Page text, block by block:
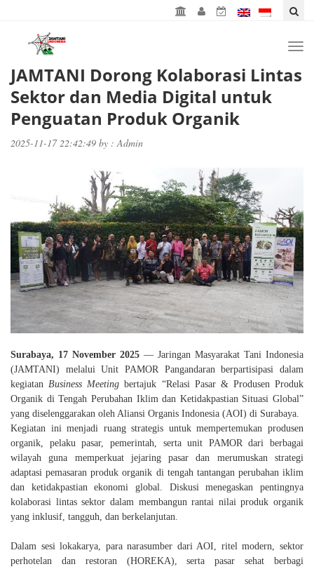
JAMTANI Dorong Kolaborasi Lintas
Sektor dan Media Digital untuk
Penguatan Produk Organik
2025-11-17 22:42:49 by : Admin
Surabaya, 17 November 2025 — Jaringan Masyarakat Tani Indonesia
(JAMTANI) melalui Unit PAMOR Pangandaran berpartisipasi dalam
kegiatan Business Meeting bertajuk “Relasi Pasar & Produsen Produk
Organik di Tengah Perubahan Iklim dan Ketidakpastian Situasi Global”
yang diselenggarakan oleh Aliansi Organis Indonesia (AOI) di Surabaya.
Kegiatan ini menjadi ruang strategis untuk mempertemukan produsen
organik, pelaku pasar, pemerintah, serta unit PAMOR dari berbagai
wilayah guna memperkuat jejaring pasar dan merumuskan strategi
adaptasi pemasaran produk organik di tengah tantangan perubahan iklim
dan ketidakpastian ekonomi global. Diskusi menegaskan pentingnya
kolaborasi lintas sektor dalam membangun rantai nilai produk organik
yang inklusif, tangguh, dan berkelanjutan.
Dalam sesi lokakarya, para narasumber dari AOI, ritel modern, sektor
perhotelan dan restoran (HOREKA), serta pasar sehat berbagi